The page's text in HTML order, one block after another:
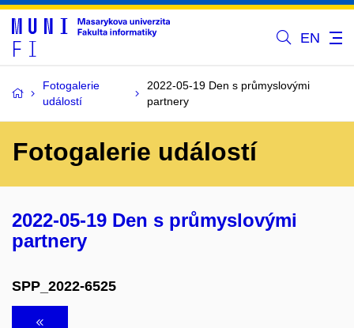
EN
Fotogalerie
událostí
2022-05-19 Den s průmyslovými
partnery
Fotogalerie událostí
2022-05-19 Den s průmyslovými
partnery
SPP_2022-6525